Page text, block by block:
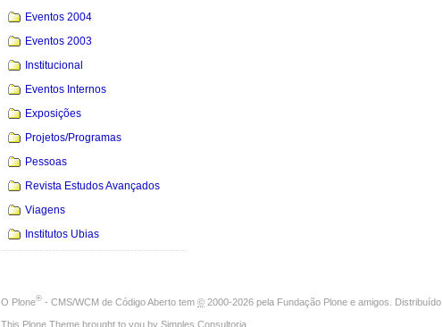
Eventos 2004
Eventos 2003
Institucional
Eventos Internos
Exposições
Projetos/Programas
Pessoas
Revista Estudos Avançados
Viagens
Institutos Ubias
O Plone® - CMS/WCM de Código Aberto tem © 2000-2026 pela Fundação Plone e amigos.
This Plone Theme brought to you by Simples Consultoria